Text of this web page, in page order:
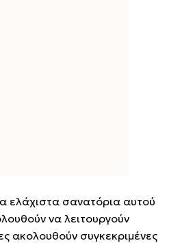
ελάχιστα σανατόρια αυτού
να λειτουργούν
ακολουθούν συγκεκριμένες